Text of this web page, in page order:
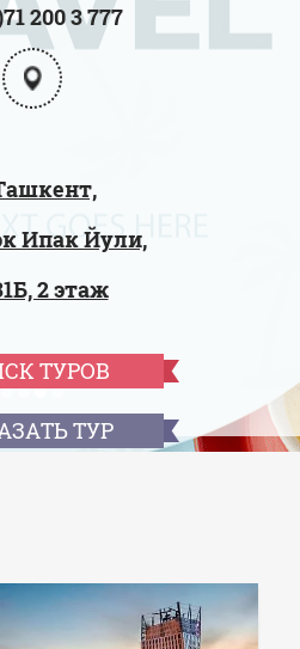
200 3 777
Ипак Йули,
2 этаж
ТУРОВ
ТУР